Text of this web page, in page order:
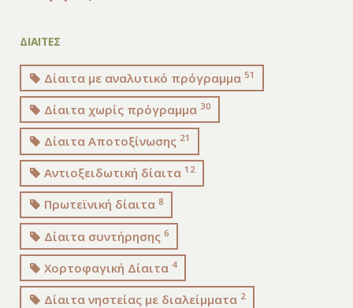
ΔΙΑΙΤΕΣ
Δίαιτα με αναλυτικό πρόγραμμα51
Δίαιτα χωρίς πρόγραμμα 30
Δίαιτα Αποτοξίνωσης 21
Αντιοξειδωτική δίαιτα 12
Πρωτεϊνική δίαιτα8
Δίαιτα συντήρησης6
Χορτοφαγική Δίαιτα 4
Δίαιτα νηστείας με διαλείμματα 2